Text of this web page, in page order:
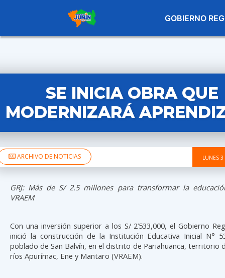
GOBIERNO
SE INICIA OBRA QUE
MODERNIZARÁ
LUNES
ARCHIVO DE NOTICIAS
GRJ: Más de S/ 2.5 millones para transformar la
VRAEM
Con una inversión superior a los S/ 2’533,000, el Gobierno
inició la construcción de la Institución Educativa Inicial N°
poblado de San Balvín, en el distrito de Pariahuanca, territorio
ríos Apurímac, Ene y Mantaro (VRAEM).